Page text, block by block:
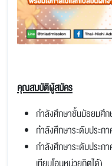
คุณสมบัติผู้สมัคร
กำลังศึกษาชั้นมัธยมศึก
กำลังศึกษาระดับประก
กำลังศึกษาระดับประ